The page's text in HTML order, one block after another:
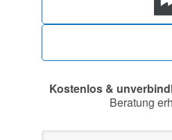
Kostenlos &
Beratung